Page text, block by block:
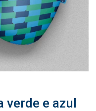
verde e azul